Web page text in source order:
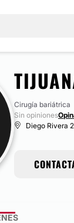
Cirugía bariátrica
Sin opiniones
Diego Rivera